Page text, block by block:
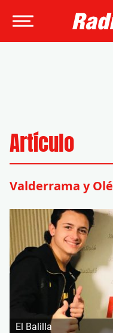
Artículo
Valderrama y Olé
El Balilla